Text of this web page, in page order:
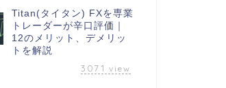
Titan(タイタン) FXを専業
トレーダーが辛口評価｜
12のメリット、デメリッ
トを解説
3071 view